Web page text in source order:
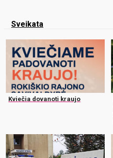
Sveikata
Kviečia dovanoti kraujo